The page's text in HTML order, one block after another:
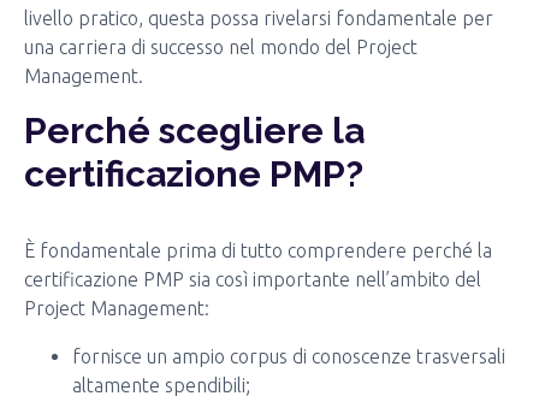
livello pratico, questa possa rivelarsi fondamentale per
una carriera di successo nel mondo del Project
Management.
Perché scegliere la
certificazione PMP?
È fondamentale prima di tutto comprendere perché la
certificazione PMP sia così importante nell’ambito del
Project Management:
fornisce un ampio corpus di conoscenze trasversali
altamente spendibili;